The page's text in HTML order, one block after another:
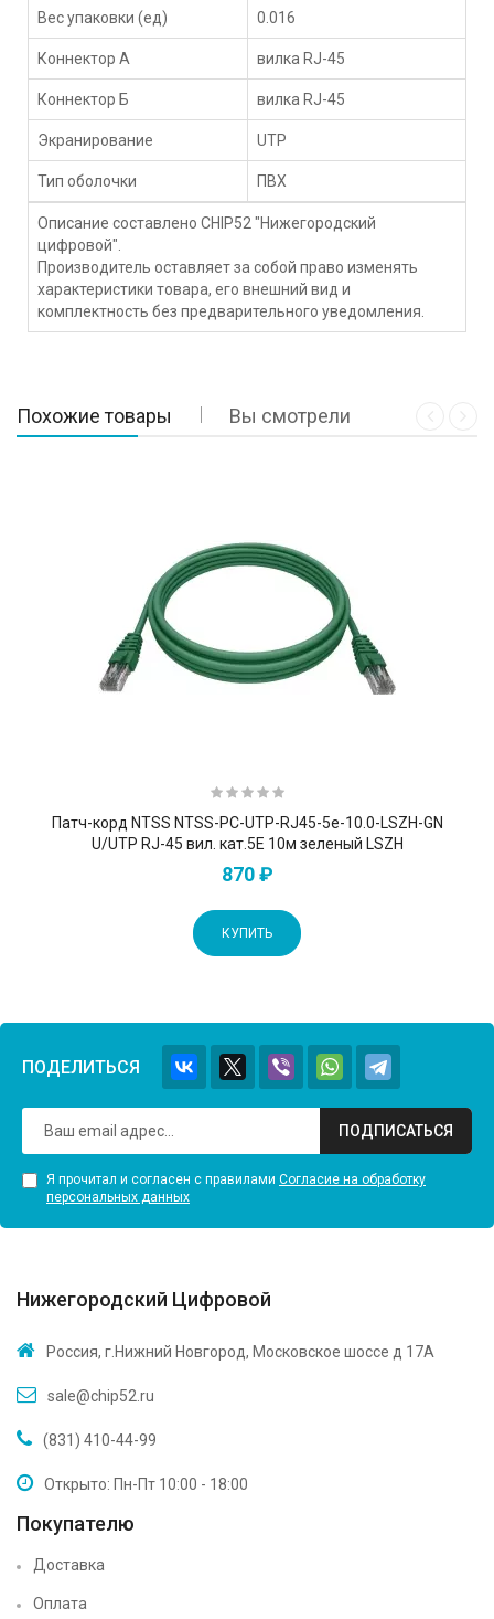
Вес упаковки (ед) 0.016
Коннектор А вилка RJ-45
Коннектор Б вилка RJ-45
Экранирование UTP
Тип оболочки ПВХ
Описание составлено CHIP52 "Нижегородский
цифровой".
Производитель оставляет за собой право изменять
характеристики товара, его внешний вид и
комплектность без предварительного уведомления.
Похожие товары Вы смотрели
Патч-корд NTSS NTSS-PC-UTP-RJ45-5e-10.0-LSZH-GN
U/UTP RJ-45 вил. кат.5E 10м зеленый LSZH
870 ₽
КУПИТЬ
ПОДЕЛИТЬСЯ
ПОДПИСАТЬСЯ
Я прочитал и согласен с правилами Согласие на обработку
персональных данных
Нижегородский Цифровой
Россия, г.Нижний Новгород, Московское шоссе д 17А
sale@chip52.ru
(831) 410-44-99
Открыто: Пн-Пт 10:00 - 18:00
Покупателю
Доставка
Оплата